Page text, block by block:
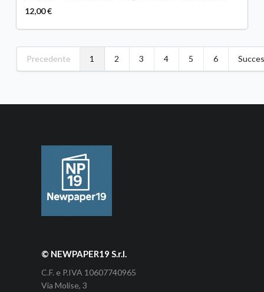
12,00 €
Precedente 1 2 3 4 5 6
© NEWPAPER19 S.r.l.
C.F. e P.IVA 10607740965
Via Molise, 3